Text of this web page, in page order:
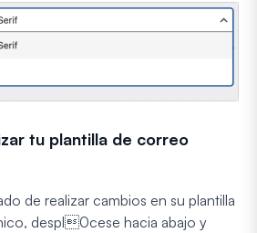
tu plantilla de correo
de realizar cambios en su plantilla
despl0cese hacia abajo y